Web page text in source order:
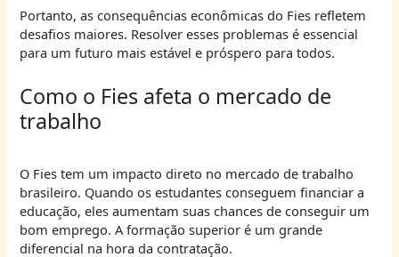
Portanto, as consequências econômicas do Fies refletem
desafios maiores. Resolver esses problemas é essencial
para um futuro mais estável e próspero para todos.
Como o Fies afeta o mercado de
trabalho
O Fies tem um impacto direto no mercado de trabalho
brasileiro. Quando os estudantes conseguem financiar a
educação, eles aumentam suas chances de conseguir um
bom emprego. A formação superior é um grande
diferencial na hora da contratação.